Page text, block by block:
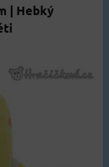
| Hebký